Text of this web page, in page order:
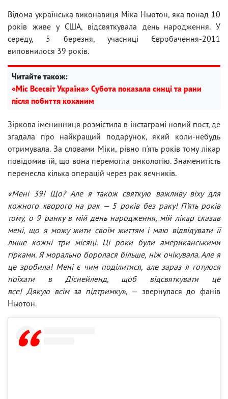
Відома українська виконавиця Міка Ньютон, яка понад 10
років живе у США, відсвяткувала день народження. У
середу, 5 березня, учасниці Євробачення-2011
виповнилося 39 років.
Читайте також:
«Міс Всесвіт Україна» Субота показала синці та рани
після побиття коханим
Зіркова іменинниця розмістила в інстаграмі новий пост, де
згадала про найкращий подарунок, який коли-небудь
отримувала. За словами Міки, рівно п'ять років тому лікар
повідомив їй, що вона перемогла онкологію. Знаменитість
перенесла кілька операцій через рак яєчників.
«Мені 39! Що? Але я також святкую важливу віху для
кожного хворого на рак — 5 років без раку! П'ять років
тому, о 9 ранку в мій день народження, мій лікар сказав
мені, що я можу жити своїм життям і маю відвідувати її
лише кожні три місяці. Ці роки були американськими
гірками. Я морально боролася більше, ніж очікувала. Але я
це зробила! Мені є чим поділитися, але зараз я готуюся
поїхати в Діснейленд, щоб відсвяткувати це
все! Дякую всім за підтримку», — звернулася до фанів
Ньютон.